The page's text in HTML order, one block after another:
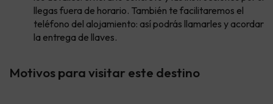
llegas fuera de horario. También te facilitaremos el
teléfono del alojamiento: así podrás llamarles y acordar
la entrega de llaves.
Motivos para visitar este destino